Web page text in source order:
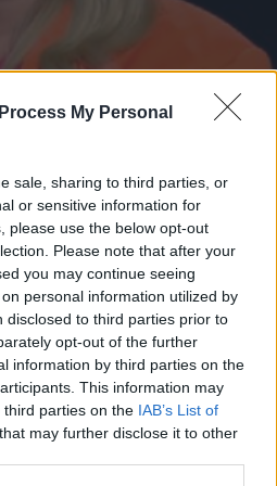
My Personal
sale, sharing to third parties, or
or sensitive information for
please use the below opt-out
Please note that after your
you may continue seeing
personal information utilized by
disclosed to third parties prior to
opt-out of the further
information by third parties on the
This information may
parties on the IAB’s List of
that may further disclose it to other
si
di sesso e il
tv si racconta e, con ironia,
l’hanno vista protagonista sui